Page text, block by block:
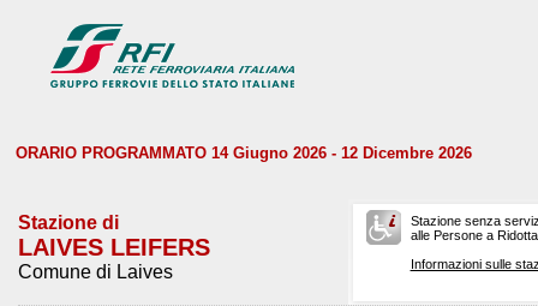
ORARIO PROGRAMMATO 14 Giugno 2026 - 12 Dicembre 2026
Stazione di
LAIVES LEIFERS
Comune di Laives
Stazione senza
alle Persone a
Informazioni sulle